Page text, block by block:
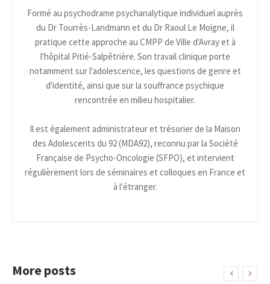
Formé au psychodrame psychanalytique individuel auprès
du Dr Tourrès-Landmann et du Dr Raoul Le Moigne, il
pratique cette approche au CMPP de Ville d'Avray et à
l'hôpital Pitié-Salpêtrière. Son travail clinique porte
notamment sur l'adolescence, les questions de genre et
d'identité, ainsi que sur la souffrance psychique
rencontrée en milieu hospitalier.
Il est également administrateur et trésorier de la Maison
des Adolescents du 92 (MDA92), reconnu par la Société
Française de Psycho-Oncologie (SFPO), et intervient
régulièrement lors de séminaires et colloques en France et
à l'étranger.
More posts